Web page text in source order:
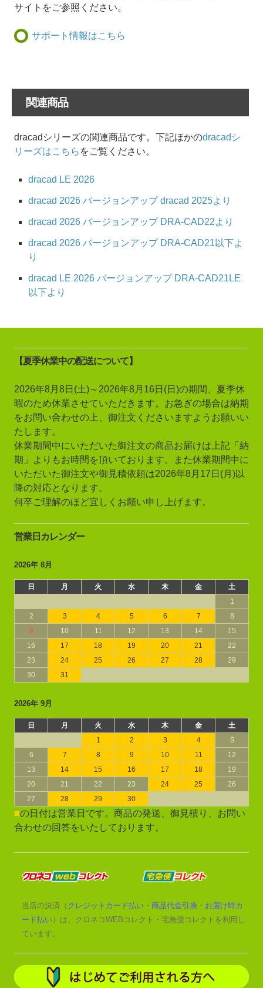
サイトをご参照ください。
サポート情報はこちら
関連商品
dracadシリーズの関連商品です。下記ほかのdracadシ
リーズはこちら をご覧ください。
dracad LE 2026
dracad 2026 バージョンアップ dracad 2025より
dracad 2026 バージョンアップ DRA-CAD22より
dracad 2026 バージョンアップ DRA-CAD21以下よ
り
dracad LE 2026 バージョンアップ DRA-CAD21LE
以下より
【夏季休業中の配送について】
2026年8月8日(土)～2026年8月16日(日)の期間、夏季休
暇のため休業させていただきます。お急ぎの場合は納期
をお問い合わせの上、御注文くださいますようお願いい
たします。
休業期間中にいただいた御注文の商品お届けは上記「納
期」よりもお時間を頂いております。また休業期間中に
いただいた御注文や御見積依頼は2026年8月17日(月)以
降の対応となります。
何卒ご理解のほど宜しくお願い申し上げます。
営業日カレンダー
2026年 8月
日 月 火 水 木 金
土
1
2
3 4 5 6 7
8
9
10 11 12 13 14
15
16
17 18 19 20 21
22
23
24 25 26 27 28
29
30
31
2026年 9月
日 月 火 水 木 金
土
1
2 3 4
5
6
7 8 9 10 11
12
13
14 15 16 17 18
19
20
21 22 23 24 25
26
27
28 29 30
■の日付は営業日です。商品の発送、御見積り、お問い
合わせの回答をいたしております。
当店の決済（ クレジットカード払い ・ 商品代金引換 ・ お届け時カ
ード払い）は、クロネコWEBコレクト・宅急便コレクトを利用し
ています。